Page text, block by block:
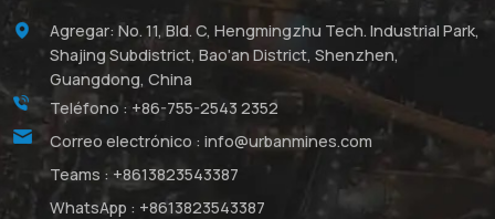
Agregar: No. 11, Bld. C, Hengmingzhu Tech. Industrial Park,
Shajing Subdistrict, Bao'an District, Shenzhen,
Guangdong, China
Teléfono : +86-755-2543 2352
Correo electrónico : info@urbanmines.com
Teams : +8613823543387
WhatsApp : +8613823543387